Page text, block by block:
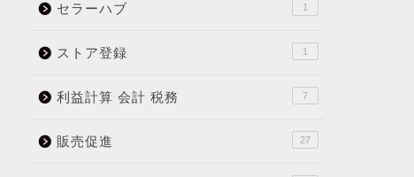
セラーハブ 1
ストア登録 1
利益計算 会計 税務 7
販売促進 27